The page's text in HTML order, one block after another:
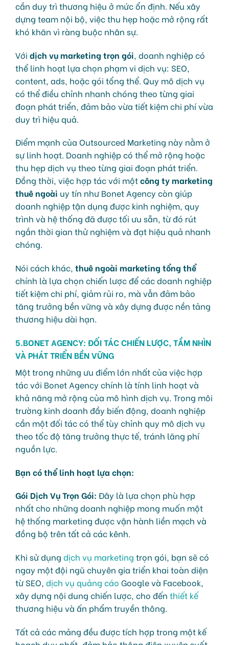
cần duy trì thương hiệu ở mức ổn định. Nếu xây
dựng team nội bộ, việc thu hẹp hoặc mở rộng rất
khó khăn vì ràng buộc nhân sự.
Với dịch vụ marketing trọn gói , doanh nghiệp có
thể linh hoạt lựa chọn phạm vi dịch vụ: SEO,
content, ads, hoặc gói tổng thể. Quy mô dịch vụ
có thể điều chỉnh nhanh chóng theo từng giai
đoạn phát triển, đảm bảo vừa tiết kiệm chi phí vừa
duy trì hiệu quả.
Điểm mạnh của Outsourced Marketing này nằm ở
sự linh hoạt. Doanh nghiệp có thể mở rộng hoặc
thu hẹp dịch vụ theo từng giai đoạn phát triển.
Đồng thời, việc hợp tác với mộtcông ty marketing
thuê ngoài uy tín như Bonet Agency còn giúp
doanh nghiệp tận dụng được kinh nghiệm, quy
trình và hệ thống đã được tối ưu sẵn, từ đó rút
ngắn thời gian thử nghiệm và đạt hiệu quả nhanh
chóng.
Nói cách khác, thuê ngoài marketing tổng thể
chính là lựa chọn chiến lược để các doanh nghiệp
tiết kiệm chi phí, giảm rủi ro, mà vẫn đảm bảo
tăng trưởng bền vững và xây dựng được nền tảng
thương hiệu dài hạn.
5.BONET AGENCY: ĐỐI TÁC CHIẾN LƯỢC, TẦM NHÌN
VÀ PHÁT TRIỂN BỀN VỮNG
Một trong những ưu điểm lớn nhất của việc hợp
tác với Bonet Agency chính là tính linh hoạt và
khả năng mở rộng của mô hình dịch vụ. Trong môi
trường kinh doanh đầy biến động, doanh nghiệp
cần một đối tác có thể tùy chỉnh quy mô dịch vụ
theo tốc độ tăng trưởng thực tế, tránh lãng phí
nguồn lực.
Bạn có thể linh hoạt lựa chọn:
Gói Dịch Vụ Trọn Gói: Đây là lựa chọn phù hợp
nhất cho những doanh nghiệp mong muốn một
hệ thống marketing được vận hành liền mạch và
đồng bộ trên tất cả các kênh.
Khi sử dụng dịch vụ marketing trọn gói, bạn sẽ có
ngay một đội ngũ chuyên gia triển khai toàn diện
từ SEO, dịch vụ quảng cáo Google và Facebook,
xây dựng nội dung chiến lược, cho đến thiết kế
thương hiệu và ấn phẩm truyền thông.
Tất cả các mảng đều được tích hợp trong một kế